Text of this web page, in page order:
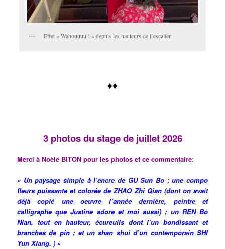
Effet « Wahouuuu ! » depuis les hauteurs de l’escalier
♦♦
3 photos du stage de juillet 2026
Merci à Noèle BITON pour les photos et ce commentaire:
« Un paysage simple à l’encre de GU Sun Bo ; une compo
fleurs puissante et colorée de ZHAO Zhi Qian (dont on avait
déjà copié une oeuvre l’année dernière, peintre et
calligraphe que Justine adore et moi aussi) ; un REN Bo
Nian, tout en hauteur, écureuils dont l’un bondissant et
branches de pin ; et un shan shui d’un contemporain SHI
Yun Xiang. ) »